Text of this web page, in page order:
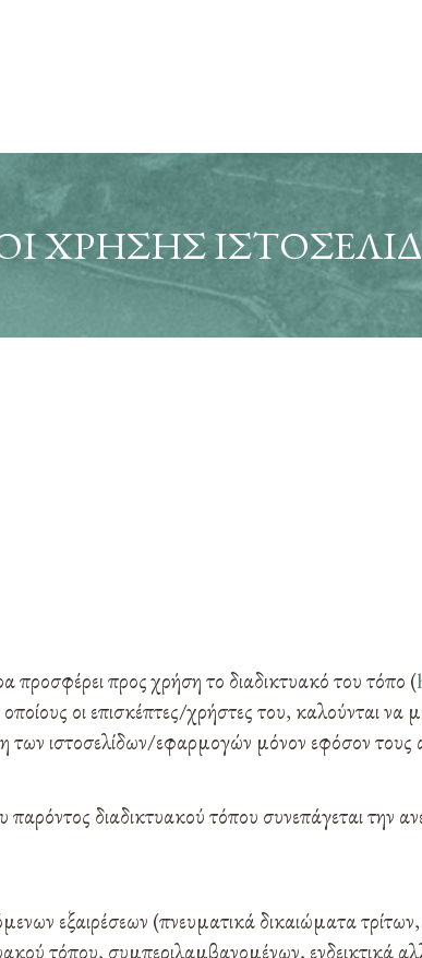
ΧΡΉΣΗΣ
προς χρήση το διαδικτυακό του τόπο (
οι επισκέπτες/χρήστες του, καλούνται να
των ιστοσελίδων/εφαρμογών μόνον εφόσον τους
διαδικτυακού τόπου συνεπάγεται την
εξαιρέσεων (πνευματικά δικαιώματα
τόπου, συμπεριλαμβανομένων, ενδεικτικά